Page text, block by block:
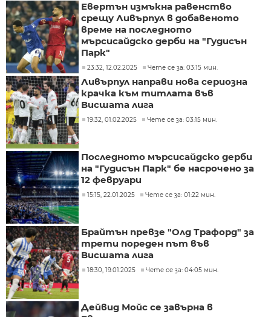
Евертън измъкна равенство
срещу Ливърпул в добавеното
време на последното
мърсисайдско дерби на "Гудисън
Парк"
23:32, 12.02.2025 Чете се за: 03:15 мин.
Ливърпул направи нова сериозна
крачка към титлата във
Висшата лига
19:32, 01.02.2025 Чете се за: 03:15 мин.
Последното мърсисайдско дерби
на "Гудисън Парк" бе насрочено за
12 февруари
15:15, 22.01.2025 Чете се за: 01:22 мин.
Брайтън превзе "Олд Трафорд" за
трети пореден път във
Висшата лига
18:30, 19.01.2025 Чете се за: 04:05 мин.
Дейвид Мойс се завърна в